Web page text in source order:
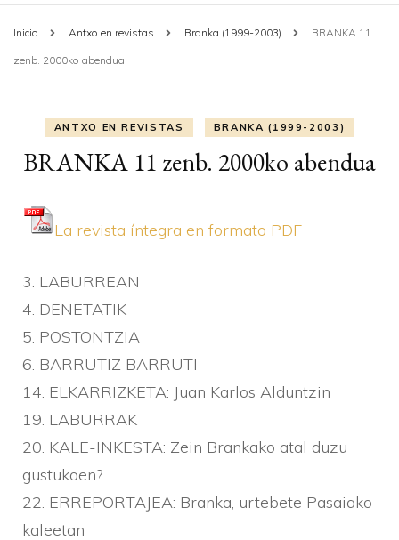
Inicio Antxo en revistas Branka (1999-2003) BRANKA 11
zenb. 2000ko abendua
ANTXO EN REVISTAS BRANKA (1999-2003)
BRANKA 11 zenb. 2000ko abendua
La revista í­ntegra en formato PDF
3. LABURREAN
4. DENETATIK
5. POSTONTZIA
6. BARRUTIZ BARRUTI
14. ELKARRIZKETA: Juan Karlos Alduntzin
19. LABURRAK
20. KALE-INKESTA: Zein Brankako atal duzu
gustukoen?
22. ERREPORTAJEA: Branka, urtebete Pasaiako
kaleetan